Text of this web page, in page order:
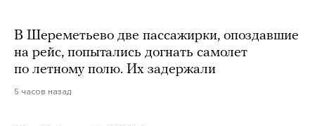
В Шереметьево две пассажирки, опоздавшие
на рейс, попытались догнать самолет
по летному полю. Их задержали
5 часов назад